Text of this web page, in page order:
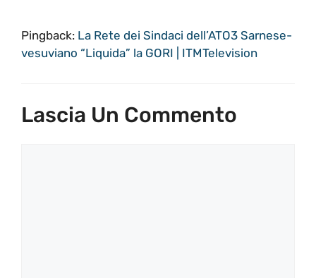
Pingback: La Rete dei Sindaci dell’ATO3 Sarnese-
vesuviano “Liquida” la GORI | ITMTelevision
Lascia Un Commento